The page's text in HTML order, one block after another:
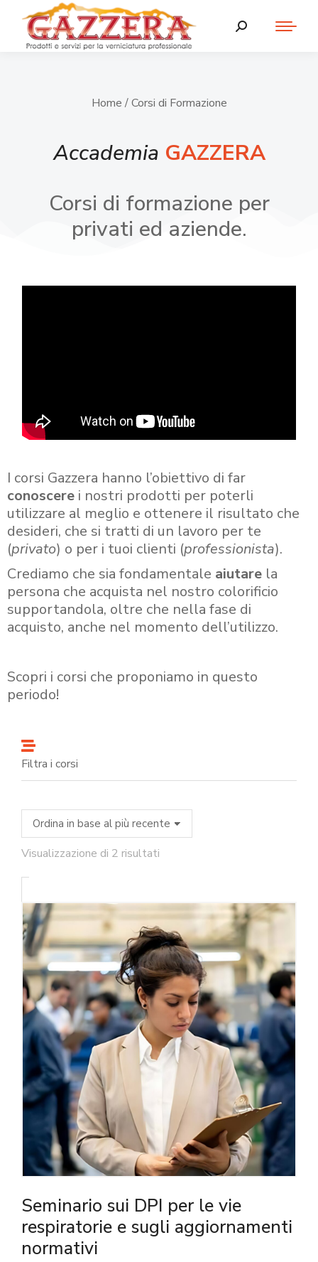
Home / Corsi di Formazione
Accademia GAZZERA
Corsi di formazione per
privati ed aziende.
I corsi Gazzera hanno l’obiettivo di far
conoscere i nostri prodotti per poterli
utilizzare al meglio e ottenere il risultato che
desideri, che si tratti di un lavoro per te
(privato) o per i tuoi clienti (professionista).
Crediamo che sia fondamentale aiutare la
persona che acquista nel nostro colorificio
supportandola, oltre che nella fase di
acquisto, anche nel momento dell’utilizzo.
Scopri i corsi che proponiamo in questo
periodo!
Filtra i corsi
Visualizzazione di 2 risultati
Seminario sui DPI per le vie
respiratorie e sugli aggiornamenti
normativi